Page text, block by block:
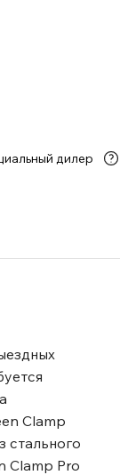
дилер
Clamp
стального
Clamp Pro